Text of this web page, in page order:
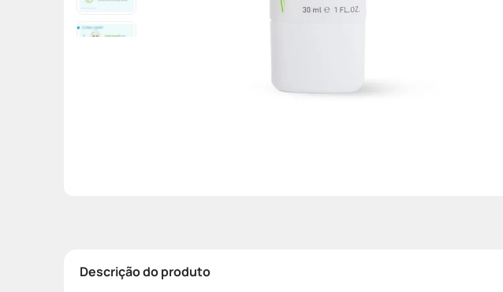
Descrição do produto